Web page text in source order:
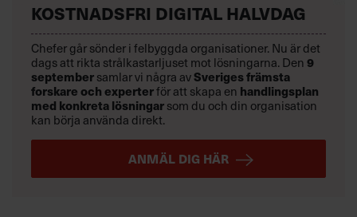
KOSTNADSFRI DIGITAL HALVDAG
Chefer går sönder i felbyggda organisationer. Nu är det
dags att rikta strålkastarljuset mot lösningarna. Den9
septembersamlar vi några avSveriges främsta
forskare och experterför att skapa en handlingsplan
med konkreta lösningarsom du och din organisation
kan börja använda direkt.
ANMÄL DIG HÄR